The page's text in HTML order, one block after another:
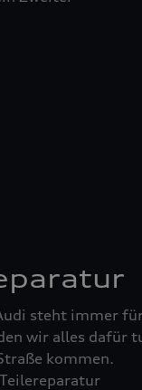
steht immer
wir alles dafür
kommen.
Teilereparatur